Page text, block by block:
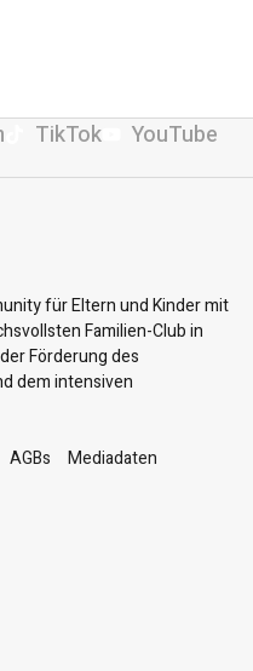
TikTok YouTube
für Eltern und Kinder mit
Familien-Club in
Förderung des
dem intensiven
AGBs Mediadaten